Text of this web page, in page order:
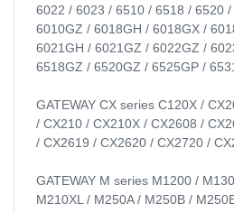
6022 / 6023 / 6510 / 6518 / 6520
6010GZ / 6018GH / 6018GX /
6021GH / 6021GZ / 6022GZ /
6518GZ / 6520GZ / 6525GP /
GATEWAY CX series C120X /
/ CX210 / CX210X / CX2608 /
/ CX2619 / CX2620 / CX2720 /
GATEWAY M series M1200 /
M210XL / M250A / M250B /